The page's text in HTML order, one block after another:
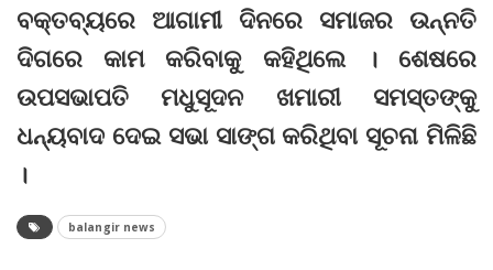
ବକ୍ତବ୍ୟରେ ଆଗାମୀ ଦିନରେ ସମାଜର ଉନ୍ନତି
ଦିଗରେ କାମ କରିବାକୁ କହିଥିଲେ । ଶେଷରେ
ଉପସଭାପତି ମଧୁସୂଦନ ଖମାରୀ ସମସ୍ତଙ୍କୁ
ଧନ୍ୟବାଦ ଦେଇ ସଭା ସାଙ୍ଗ କରିଥିବା ସୂଚନା ମିଳିଛି
।
balangir news